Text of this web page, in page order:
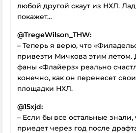
любой другой скаут из НХЛ.
покажет…
@TregeWilson_THW:
– Теперь я верю, что
привезти Мичкова этим летом.
фаны «Флайерз» реально
конечно, как он перенесет
площадки НХЛ.
@15xjd:
– Если бы все остальные
приедет через год после